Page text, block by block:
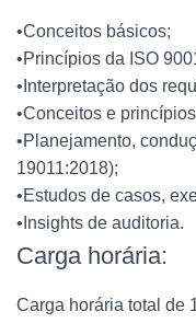
•Conceitos básicos;
•Princípios da ISO
•Interpretação dos
•Conceitos e
•Planejamento,
19011:2018);
•Estudos de casos,
•Insights de auditoria.
Carga horária:
Carga horária total de